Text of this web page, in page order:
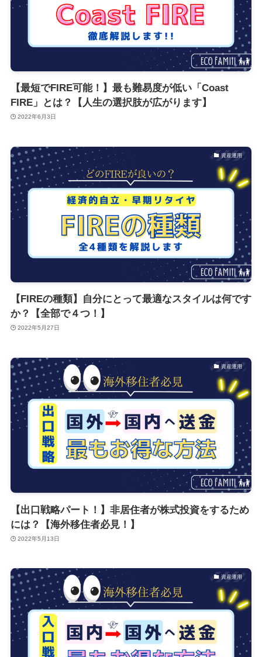
【最短でFIRE可能！】最も難易度が低い「Coast
FIRE」とは？【人生の選択肢が広がります】
2022年6月3日
資産運用
【FIREの種類】自分にとって最適なスタイルは何です
か？【全部で４つ！】
2022年5月27日
資産運用
【出口戦略パート！】非居住者が株式投資をするため
には？【海外移住者必見！】
2022年5月13日
資産運用